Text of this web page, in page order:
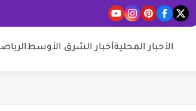
الأخبار المحليةأخبار الشرق الأوسط